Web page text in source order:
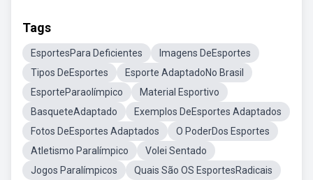
Tags
EsportesPara Deficientes
Imagens DeEsportes
Tipos DeEsportes
Esporte AdaptadoNo Brasil
EsporteParaolímpico
Material Esportivo
BasqueteAdaptado
Exemplos DeEsportes Adaptados
Fotos DeEsportes Adaptados
O PoderDos Esportes
Atletismo Paralímpico
Volei Sentado
Jogos Paralímpicos
Quais São OS EsportesRadicais